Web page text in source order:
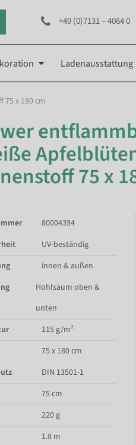
+49 (0)7131 – 4064 0
Ladenausstattung
x 180 cm
75 x
80004394
UV-beständig
innen & außen
Hohlsaum oben &
unten
115 g/m²
75 x 180 cm
DIN 13501-1
75 cm
220 g
1.8 m